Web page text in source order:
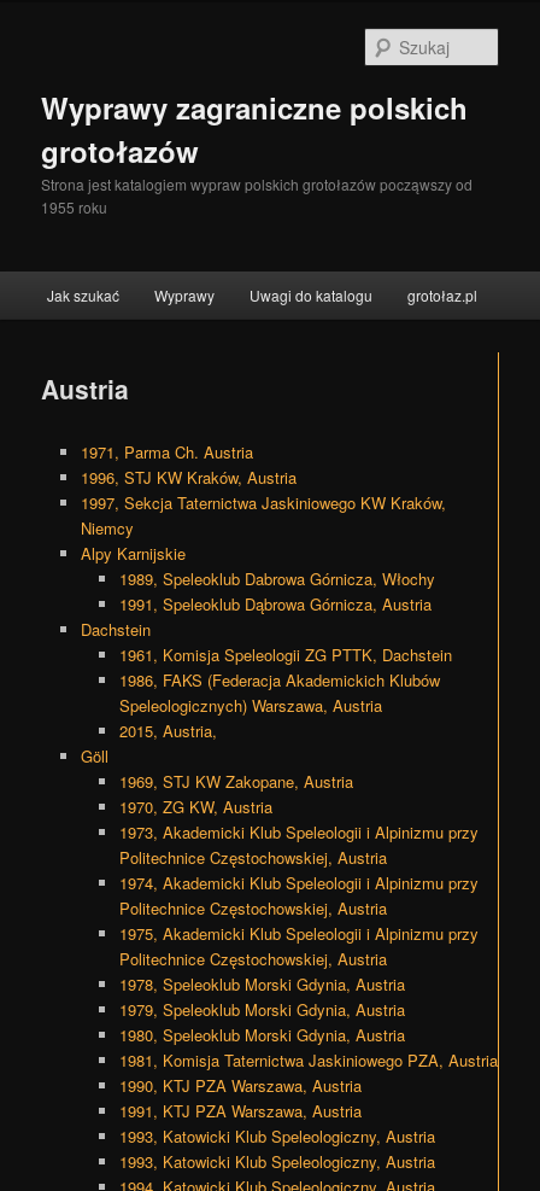
Wyprawy zagraniczne polskich
grotołazów
Strona jest katalogiem wypraw polskich grotołazów począwszy od
1955 roku
Przeskocz do tekstu
Przeskocz do widgetów
Jak szukać Wyprawy Uwagi do katalogu grotołaz.pl
Austria
1971, Parma Ch. Austria
1996, STJ KW Kraków, Austria
1997, Sekcja Taternictwa Jaskiniowego KW Kraków,
Niemcy
Alpy Karnijskie
1989, Speleoklub Dabrowa Górnicza, Włochy
1991, Speleoklub Dąbrowa Górnicza, Austria
Dachstein
1961, Komisja Speleologii ZG PTTK, Dachstein
1986, FAKS (Federacja Akademickich Klubów
Speleologicznych) Warszawa, Austria
2015, Austria,
Göll
1969, STJ KW Zakopane, Austria
1970, ZG KW, Austria
1973, Akademicki Klub Speleologii i Alpinizmu przy
Politechnice Częstochowskiej, Austria
1974, Akademicki Klub Speleologii i Alpinizmu przy
Politechnice Częstochowskiej, Austria
1975, Akademicki Klub Speleologii i Alpinizmu przy
Politechnice Częstochowskiej, Austria
1978, Speleoklub Morski Gdynia, Austria
1979, Speleoklub Morski Gdynia, Austria
1980, Speleoklub Morski Gdynia, Austria
1981, Komisja Taternictwa Jaskiniowego PZA, Austria
1990, KTJ PZA Warszawa, Austria
1991, KTJ PZA Warszawa, Austria
1993, Katowicki Klub Speleologiczny, Austria
1993, Katowicki Klub Speleologiczny, Austria